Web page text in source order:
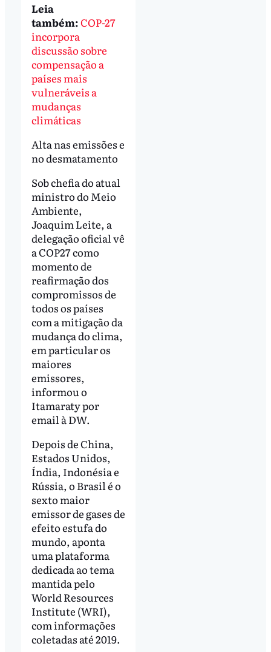
Leia
também:COP-27
incorpora
discussão sobre
compensação a
países mais
vulneráveis a
mudanças
climáticas
Alta nas emissões e
no desmatamento
Sob chefia do atual
ministro do Meio
Ambiente,
Joaquim Leite, a
delegação oficial vê
a COP27 como
momento de
reafirmação dos
compromissos de
todos os países
com a mitigação da
mudança do clima,
em particular os
maiores
emissores,
informou o
Itamaraty por
email à DW.
Depois de China,
Estados Unidos,
Índia, Indonésia e
Rússia, o Brasil é o
sexto maior
emissor de gases de
efeito estufa do
mundo, aponta
uma plataforma
dedicada ao tema
mantida pelo
World Resources
Institute (WRI),
com informações
coletadas até 2019.